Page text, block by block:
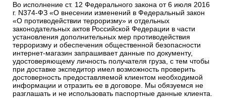
Во исполнение ст. 12 Федерального закона от 6 июля 2016
г. N374-ФЗ «О внесении изменений в Федеральный закон
«О противодействии терроризму» и отдельных
законодательных актов Российской Федерации в части
установления дополнительных мер противодействия
терроризму и обеспечения общественной безопасности
интернет-магазин запрашивает данные по документу,
удостоверяющему личность получателя груза, с тем чтобы
при доставке экспедитор имел возможность проверить
достоверность предоставляемой клиентом необходимой
информации и отразить ее в договоре. Мы обязуемся не
разглашать и не использовать паспортные данные клиента.